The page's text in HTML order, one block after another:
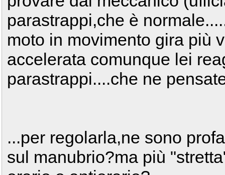
parastrappi,che è
moto in movimento gira più
accelerata comunque lei
parastrappi....che ne
...per regolarla,ne sono
sul manubrio?ma più